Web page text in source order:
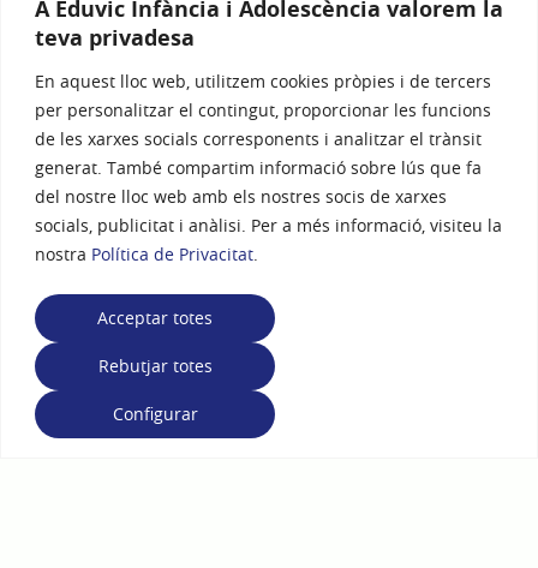
A Eduvic Infància i Adolescència valorem la
teva privadesa
En aquest lloc web, utilitzem cookies pròpies i de tercers
per personalitzar el contingut, proporcionar les funcions
de les xarxes socials corresponents i analitzar el trànsit
generat. També compartim informació sobre lús que fa
del nostre lloc web amb els nostres socis de xarxes
socials, publicitat i anàlisi. Per a més informació, visiteu la
nostra Política de Privacitat
Acceptar totes
Rebutjar totes
Configurar